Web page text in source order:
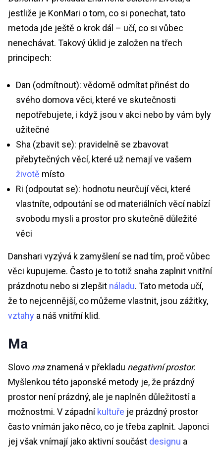
jestliže je KonMari o tom, co si ponechat, tato
metoda jde ještě o krok dál – učí, co si vůbec
nenechávat. Takový úklid je založen na třech
principech:
Dan (odmítnout): vědomě odmítat přinést do
svého domova věci, které ve skutečnosti
nepotřebujete, i když jsou v akci nebo by vám byly
užitečné
Sha (zbavit se): pravidelně se zbavovat
přebytečných věcí, které už nemají ve vašem
životě místo
Ri (odpoutat se): hodnotu neurčují věci, které
vlastníte, odpoutání se od materiálních věcí nabízí
svobodu mysli a prostor pro skutečně důležité
věci
Danshari vyzývá k zamyšlení se nad tím, proč vůbec
věci kupujeme. Často je to totiž snaha zaplnit vnitřní
prázdnotu nebo si zlepšit náladu. Tato metoda učí,
že to nejcennější, co můžeme vlastnit, jsou zážitky,
vztahy a náš vnitřní klid.
Ma
Slovo maznamená v překladu negativní prostor.
Myšlenkou této japonské metody je, že prázdný
prostor není prázdný, ale je naplněn důležitostí a
možnostmi. V západní kultuře je prázdný prostor
často vnímán jako něco, co je třeba zaplnit. Japonci
jej však vnímají jako aktivní součást designu a